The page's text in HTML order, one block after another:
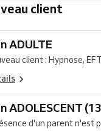
client
ADULTE
client : Hypnose,
ADOLESCENT
d'un parent n'est